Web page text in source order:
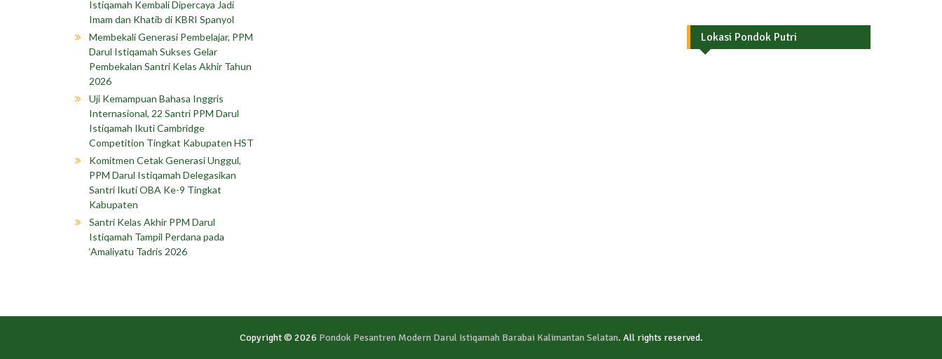
Istiqamah Kembali Dipercaya Jadi
Imam dan Khatib di KBRI Spanyol
Membekali Generasi Pembelajar, PPM
Darul Istiqamah Sukses Gelar
Pembekalan Santri Kelas Akhir Tahun
2026
Uji Kemampuan Bahasa Inggris
Internasional, 22 Santri PPM Darul
Istiqamah Ikuti Cambridge
Competition Tingkat Kabupaten HST
Komitmen Cetak Generasi Unggul,
PPM Darul Istiqamah Delegasikan
Santri Ikuti OBA Ke-9 Tingkat
Kabupaten
Santri Kelas Akhir PPM Darul
Istiqamah Tampil Perdana pada
‘Amaliyatu Tadris 2026
Lokasi Pondok Putri
Copyright © 2026 Pondok Pesantren Modern Darul Istiqamah Barabai Kalimantan Selatan. All rights reserved.